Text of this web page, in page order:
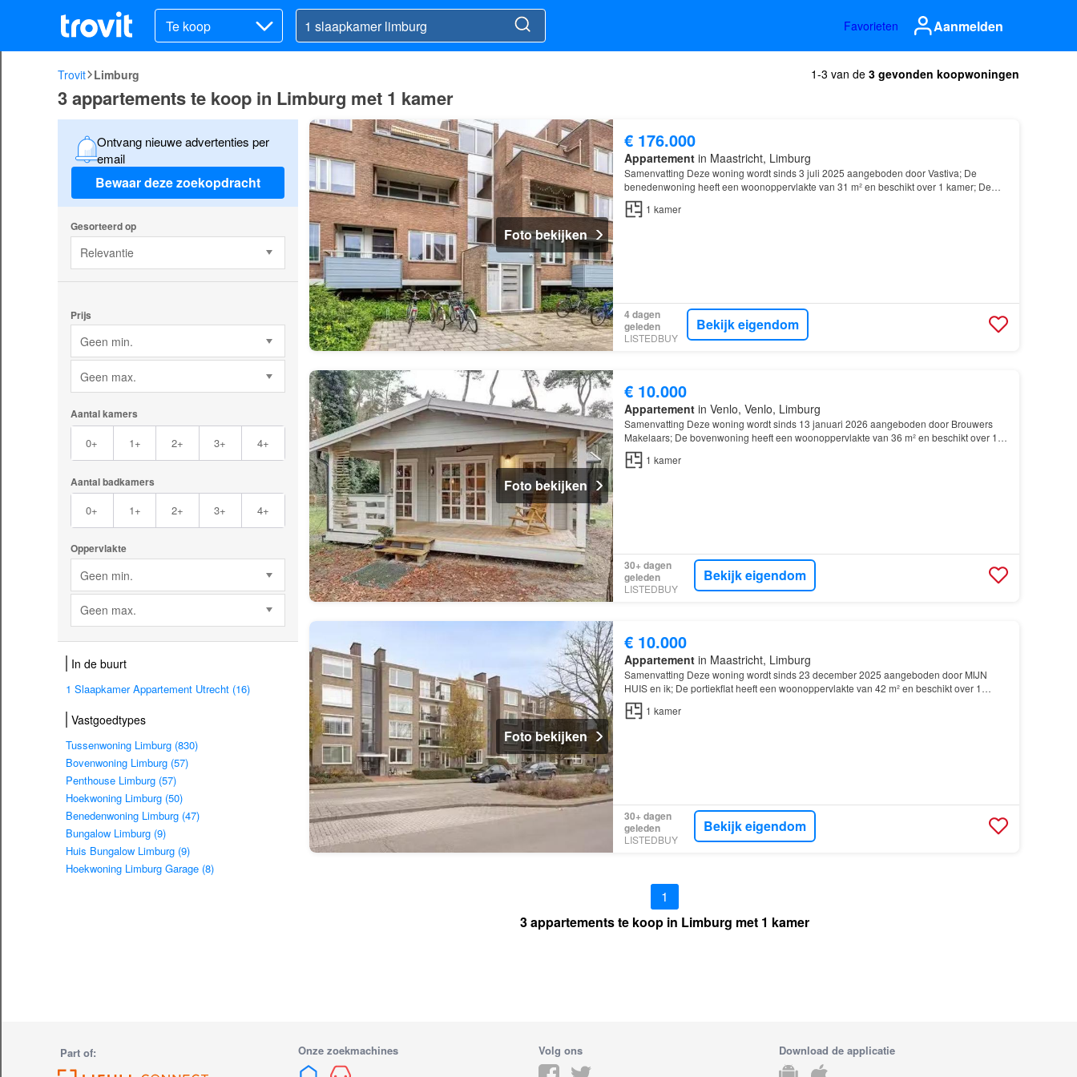
Te koop Favorieten Aanmelden
Trovit Limburg 1-3 van de 3 gevonden koopwoningen
3 appartements te koop in Limburg met 1 kamer
Ontvang nieuwe advertenties per
email
Bewaar deze zoekopdracht
Gesorteerd op
Relevantie
Prijs
Geen min.
Geen max.
Aantal kamers
0+ 1+ 2+ 3+ 4+
Aantal badkamers
0+ 1+ 2+ 3+ 4+
Oppervlakte
Geen min.
Geen max.
In de buurt
1 Slaapkamer Appartement Utrecht (16)
Vastgoedtypes
Tussenwoning Limburg (830)
Bovenwoning Limburg (57)
Penthouse Limburg (57)
Hoekwoning Limburg (50)
Benedenwoning Limburg (47)
Bungalow Limburg (9)
Huis Bungalow Limburg (9)
Hoekwoning Limburg Garage (8)
Foto bekijken
€ 176.000
Appartementin Maastricht, Limburg
Samenvatting Deze woning wordt sinds 3 juli 2025 aangeboden door Vastiva; De
benedenwoning heeft een woonoppervlakte van 31 m² en beschikt over 1 kamer; De
woning is gebouwd In 2025 en ligt in de buurt Frontenkwartier in Maas…
1 kamer
4 dagen
geleden
LISTEDBUY
Bekijk eigendom
Foto bekijken
€ 10.000
Appartementin Venlo, Venlo, Limburg
Samenvatting Deze woning wordt sinds 13 januari 2026 aangeboden door Brouwers
Makelaars; De bovenwoning heeft een woonoppervlakte van 36 m² en beschikt over 1
kamer; De woning is gebouwd In 1920 en ligt in de buurt Craneveld…
1 kamer
30+ dagen
geleden
LISTEDBUY
Bekijk eigendom
Foto bekijken
€ 10.000
Appartementin Maastricht, Limburg
Samenvatting Deze woning wordt sinds 23 december 2025 aangeboden door MIJN
HUIS en ik; De portiekflat heeft een woonoppervlakte van 42 m² en beschikt over 1
kamer; De woning is gebouwd In 1795 en ligt in de buurt Wyck in Maas…
1 kamer
30+ dagen
geleden
LISTEDBUY
Bekijk eigendom
1
3 appartements te koop in Limburg met 1 kamer
Part of: Onze zoekmachines Volg ons Download de applicatie